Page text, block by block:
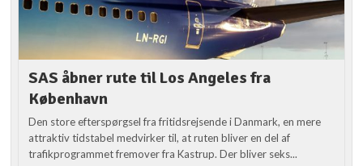
SAS åbner rute til Los Angeles fra
København
Den store efterspørgsel fra fritidsrejsende i Danmark, en mere
attraktiv tidstabel medvirker til, at ruten bliver en del af
trafikprogrammet fremover fra Kastrup. Der bliver seks...